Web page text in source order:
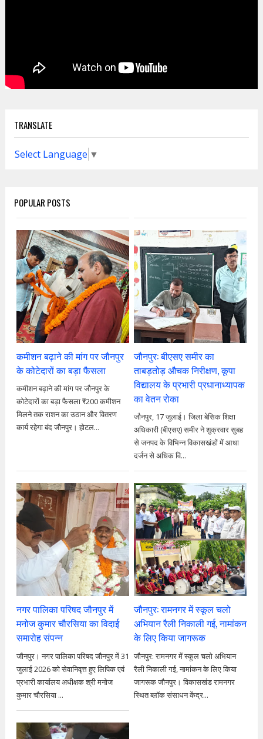
TRANSLATE
Select Language ▼
POPULAR POSTS
कमीशन बढ़ाने की मांग पर जौनपुर
के कोटेदारों का बड़ा फैसला
कमीशन बढ़ाने की मांग पर जौनपुर के
कोटेदारों का बड़ा फैसला ₹200 कमीशन
मिलने तक राशन का उठान और वितरण
कार्य रहेगा बंद जौनपुर। होटल...
जौनपुर: बीएसए समीर का
ताबड़तोड़ औचक निरीक्षण, कूपा
विद्यालय के प्रभारी प्रधानाध्यापक
का वेतन रोका
जौनपुर, 17 जुलाई। जिला बेसिक शिक्षा
अधिकारी (बीएसए) समीर ने शुक्रवार सुबह
से जनपद के विभिन्न विकासखंडों में आधा
दर्जन से अधिक वि...
नगर पालिका परिषद जौनपुर में
मनोज कुमार चौरसिया का विदाई
समारोह संपन्न
जौनपुर। नगर पालिका परिषद जौनपुर में 31
जुलाई 2026 को सेवानिवृत्त हुए लिपिक एवं
प्रभारी कार्यालय अधीक्षक श्री मनोज
कुमार चौरसिया ...
जौनपुर: रामनगर में स्कूल चलो
अभियान रैली निकाली गई, नामांकन
के लिए किया जागरूक
जौनपुर: रामनगर में स्कूल चलो अभियान
रैली निकाली गई, नामांकन के लिए किया
जागरूक जौनपुर। विकासखंड रामनगर
स्थित ब्लॉक संसाधन केंद्र...